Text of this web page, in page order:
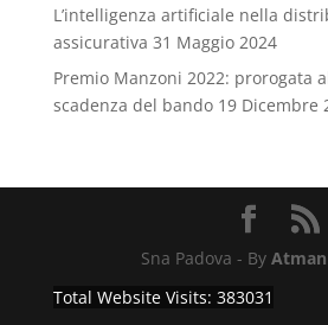
L’intelligenza artificiale nella
assicurativa 31 Maggio 2024
Premio Manzoni 2022: prorogata
scadenza del bando 19 Dicembre
Sna Padova - ByAtman
Total Website Visits: 383031